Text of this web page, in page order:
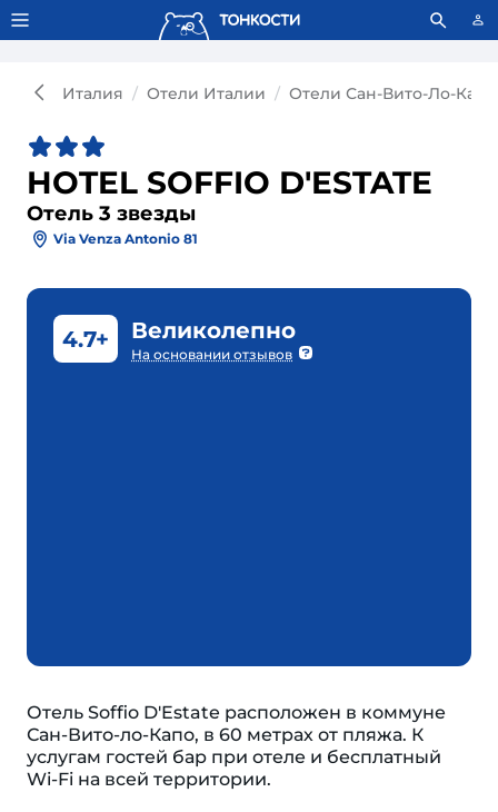
Тонкости используют сookie-файлы. Что это значит?
Италия Отели Италии Отели Сан-Вито-Ло-Капо
HOTEL SOFFIO D'ESTATE
Отель 3 звезды
Via Venza Antonio 81
4.7+ Великолепно
На основании отзывов
Отель Soffio D'Estate расположен в коммуне
Сан-Вито-ло-Капо, в 60 метрах от пляжа. К
услугам гостей бар при отеле и бесплатный
Wi-Fi на всей территории.